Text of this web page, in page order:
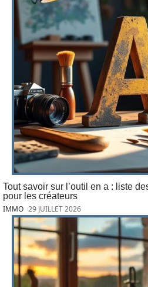
Tout savoir sur l’outil en a : liste
pour les créateurs
IMMO 29 JUILLET 2026